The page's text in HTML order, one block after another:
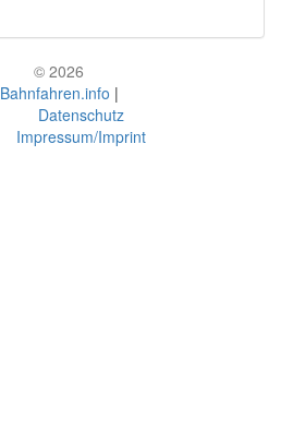
© 2026
Bahnfahren.info |
Datenschutz
Impressum/Imprint